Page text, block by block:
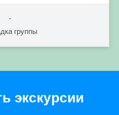
-
группы
экскурсии